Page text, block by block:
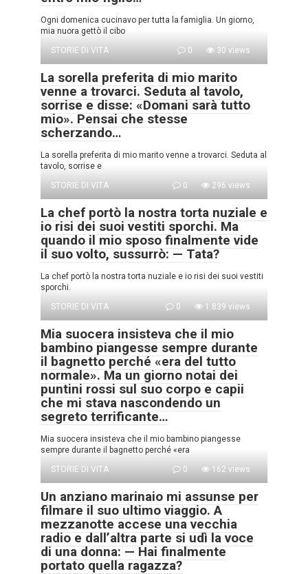
Ogni domenica cucinavo per tutta la famiglia. Un giorno,
mia nuora gettò il cibo
STORIE DI VITA
0 30 views
La sorella preferita di mio marito
venne a trovarci. Seduta al tavolo,
sorrise e disse: «Domani sarà tutto
mio». Pensai che stesse
scherzando…
La sorella preferita di mio marito venne a trovarci. Seduta al
tavolo, sorrise e
STORIE DI VITA
0 296 views
La chef portò la nostra torta nuziale e
io risi dei suoi vestiti sporchi. Ma
quando il mio sposo finalmente vide
il suo volto, sussurrò: — Tata?
La chef portò la nostra torta nuziale e io risi dei suoi vestiti
sporchi.
STORIE DI VITA
0 1.839 views
Mia suocera insisteva che il mio
bambino piangesse sempre durante
il bagnetto perché «era del tutto
normale». Ma un giorno notai dei
puntini rossi sul suo corpo e capii
che mi stava nascondendo un
segreto terrificante…
Mia suocera insisteva che il mio bambino piangesse
sempre durante il bagnetto perché «era
STORIE DI VITA
0 162 views
Un anziano marinaio mi assunse per
filmare il suo ultimo viaggio. A
mezzanotte accese una vecchia
radio e dall’altra parte si udì la voce
di una donna: — Hai finalmente
portato quella ragazza?